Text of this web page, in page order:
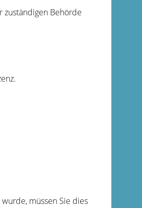
zuständigen Behörde
müssen Sie dies